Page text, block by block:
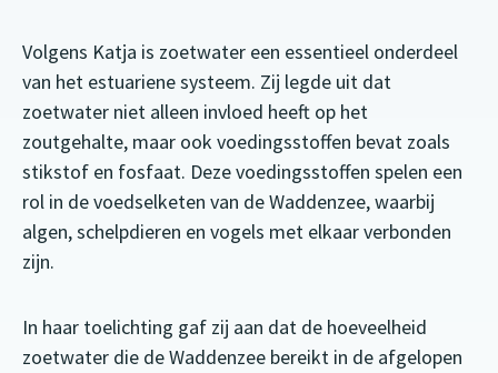
Volgens Katja is zoetwater een essentieel onderdeel
van het estuariene systeem. Zij legde uit dat
zoetwater niet alleen invloed heeft op het
zoutgehalte, maar ook voedingsstoffen bevat zoals
stikstof en fosfaat. Deze voedingsstoffen spelen een
rol in de voedselketen van de Waddenzee, waarbij
algen, schelpdieren en vogels met elkaar verbonden
zijn.
In haar toelichting gaf zij aan dat de hoeveelheid
zoetwater die de Waddenzee bereikt in de afgelopen